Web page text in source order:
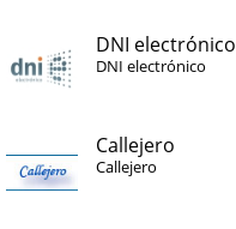
DNI electrónico
DNI electrónico
Callejero
Callejero